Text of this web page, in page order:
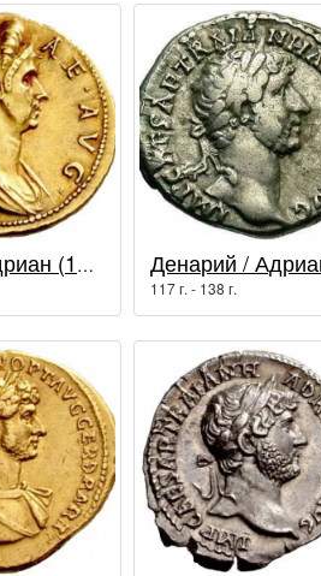
Аурей / Адриан (117 - 138 гг.)
117 г. - 138 г.